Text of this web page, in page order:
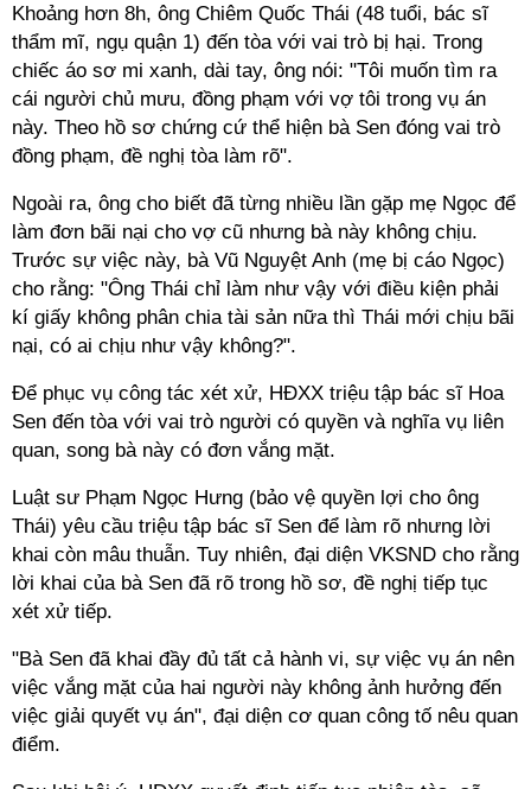
Khoảng hơn 8h, ông Chiêm Quốc Thái (48 tuổi, bác sĩ
thẩm mĩ, ngụ quận 1) đến tòa với vai trò bị hại. Trong
chiếc áo sơ mi xanh, dài tay, ông nói: "Tôi muốn tìm ra
cái người chủ mưu, đồng phạm với vợ tôi trong vụ án
này. Theo hồ sơ chứng cứ thể hiện bà Sen đóng vai trò
đồng phạm, đề nghị tòa làm rõ".
Ngoài ra, ông cho biết đã từng nhiều lần gặp mẹ Ngọc để
làm đơn bãi nại cho vợ cũ nhưng bà này không chịu.
Trước sự việc này, bà Vũ Nguyệt Anh (mẹ bị cáo Ngọc)
cho rằng: "Ông Thái chỉ làm như vậy với điều kiện phải
kí giấy không phân chia tài sản nữa thì Thái mới chịu bãi
nại, có ai chịu như vậy không?".
Để phục vụ công tác xét xử, HĐXX triệu tập bác sĩ Hoa
Sen đến tòa với vai trò người có quyền và nghĩa vụ liên
quan, song bà này có đơn vắng mặt.
Luật sư Phạm Ngọc Hưng (bảo vệ quyền lợi cho ông
Thái) yêu cầu triệu tập bác sĩ Sen để làm rõ nhưng lời
khai còn mâu thuẫn. Tuy nhiên, đại diện VKSND cho rằng
lời khai của bà Sen đã rõ trong hồ sơ, đề nghị tiếp tục
xét xử tiếp.
"Bà Sen đã khai đầy đủ tất cả hành vi, sự việc vụ án nên
việc vắng mặt của hai người này không ảnh hưởng đến
việc giải quyết vụ án", đại diện cơ quan công tố nêu quan
điểm.